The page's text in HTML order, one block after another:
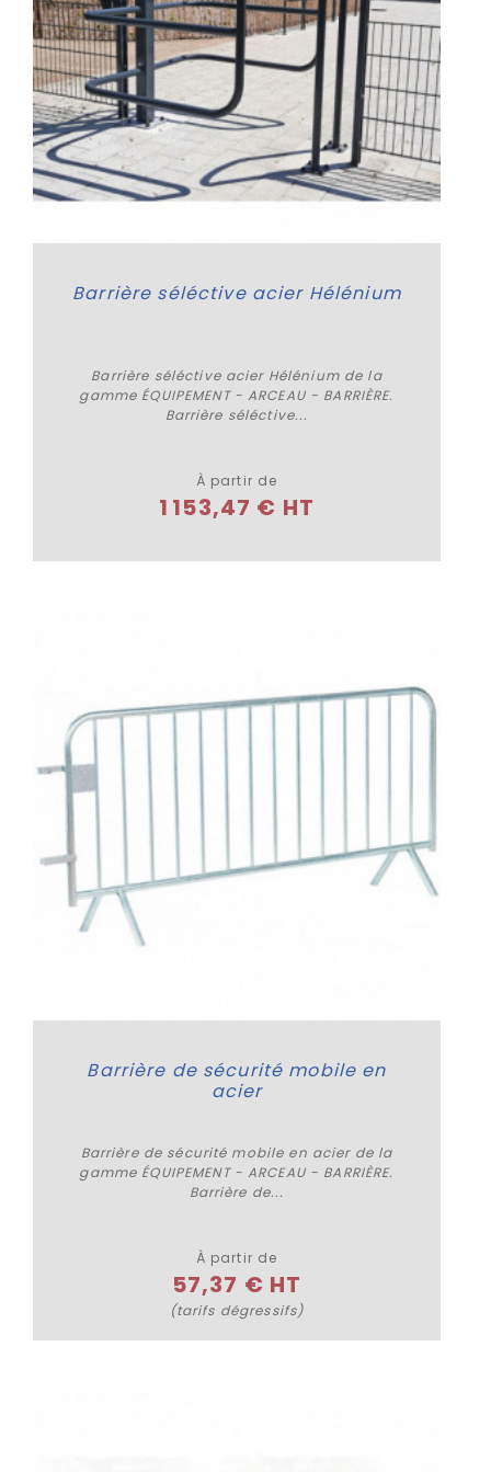
Barrière séléctive acier Hélénium
Barrière séléctive acier Hélénium de la
gamme ÉQUIPEMENT - ARCEAU - BARRIÈRE.
Barrière séléctive...
À partir de
1 153,47 € HT
Barrière de sécurité mobile en
acier
Barrière de sécurité mobile en acier de la
gamme ÉQUIPEMENT - ARCEAU - BARRIÈRE.
Barrière de...
À partir de
57,37 € HT
(tarifs dégressifs)